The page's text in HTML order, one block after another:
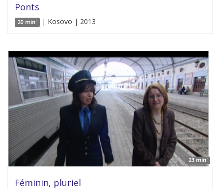
Ponts
20 min' | Kosovo | 2013
23 min'
Féminin, pluriel